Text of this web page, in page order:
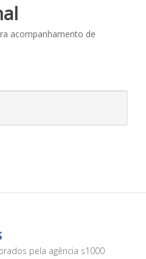
acompanhamento de
pela agência s1000